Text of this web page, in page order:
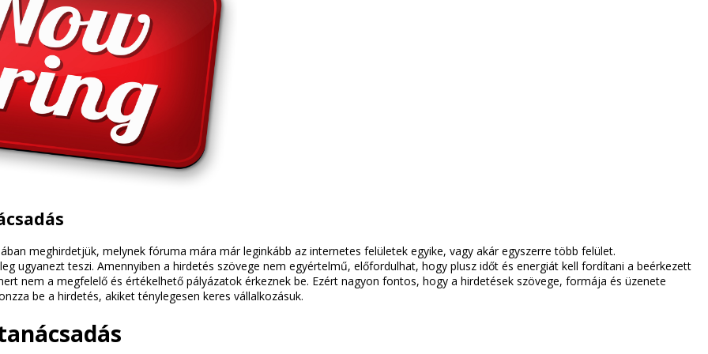
meghirdetjük, melynek fóruma mára már leginkább az internetes felületek egyike, vagy akár egyszerre több felület.
ugyanezt teszi. Amennyiben a hirdetés szövege nem egyértelmű, előfordulhat, hogy plusz időt és energiát kell fordítani a beérkezett
nem a megfelelő és értékelhető pályázatok érkeznek be. Ezért nagyon fontos, hogy a hirdetések szövege, formája és üzenete
be a hirdetés, akiket ténylegesen keres vállalkozásuk.